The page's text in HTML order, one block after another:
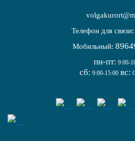
Телефон для связи:
Мобильный:
пн-пт: 9:00-
сб: 9:00-15:00вс: